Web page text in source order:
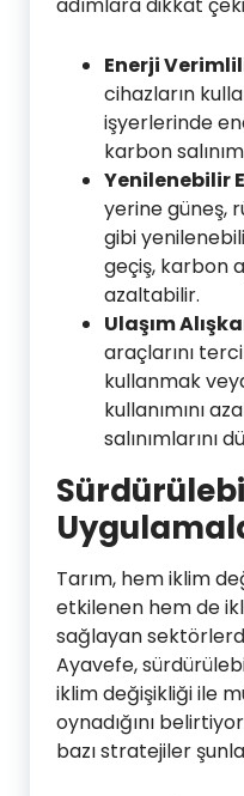
Enerji
cihazların
işyerlerinde
karbon
Yenilenebilir
yerine güneş,
gibi
geçiş, karbon
azaltabilir.
Ulaşım
araçlarını
kullanmak
kullanımını
salınımlarını
Tarım, hem iklim
etkilenen hem de
sağlayan
Ayavefe,
iklim değişikliği ile
oynadığını
bazı stratejiler